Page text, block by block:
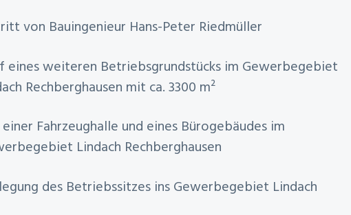
von Bauingenieur Hans-Peter Riedmüller
eines weiteren Betriebsgrundstücks im Gewerbegebiet
Rechberghausen mit ca. 3300 m²
einer Fahrzeughalle und eines Bürogebäudes im
Lindach Rechberghausen
des Betriebssitzes ins Gewerbegebiet Lindach